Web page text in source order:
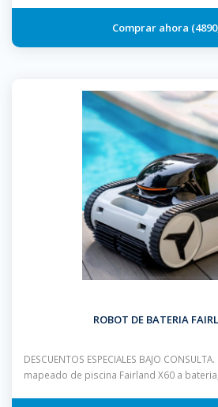
ROBOT DE BATERIA
DESCUENTOS ESPECIALES BAJO
mapeado de piscina Fairland X60 a